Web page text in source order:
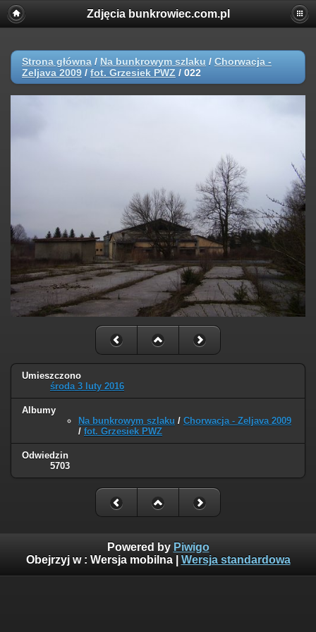
Zdjęcia bunkrowiec.com.pl
Strona główna / Na bunkrowym szlaku / Chorwacja -
Zeljava 2009 / fot. Grzesiek PWZ / 022
Umieszczono
środa 3 luty 2016
Albumy
Na bunkrowym szlaku / Chorwacja - Zeljava 2009
/ fot. Grzesiek PWZ
Odwiedzin
5703
Powered by Piwigo
Obejrzyj w : Wersja mobilna| Wersja standardowa